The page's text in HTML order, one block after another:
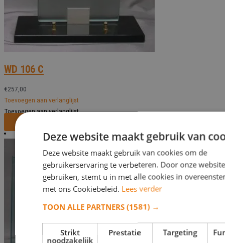
WD 106 C
€257,00
Toevoegen aan verlanglijst
Toevoegen aan verlanglijst
Deze website maakt gebruik van
Deze website maakt gebruik van cookies om de
gebruikerservaring te verbeteren. Door onze
gebruiken, stemt u in met alle cookies in
met ons Cookiebeleid. Lees verder
TOON ALLE PARTNERS(1581) →
Strikt
noodzakelijk
Prestatie Targeting